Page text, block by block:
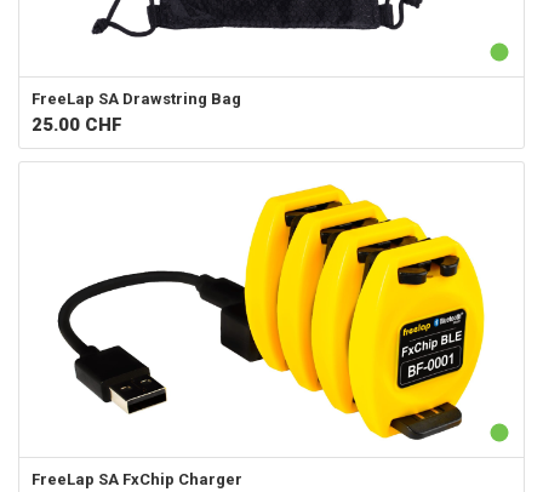
FreeLap SA Drawstring Bag
25.00 CHF
FreeLap SA FxChip Charger